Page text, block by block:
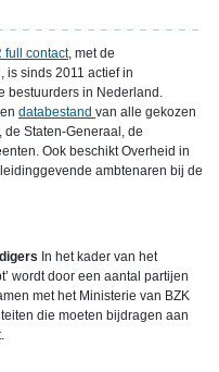
full contact, met de
is sinds 2011 actief in
bestuurders in Nederland.
databestand van alle gekozen
Staten-Generaal, de
Ook beschikt Overheid in
ambtenaren bij de
In het kader van het
wordt door een aantal partijen
met het Ministerie van BZK
die moeten bijdragen aan